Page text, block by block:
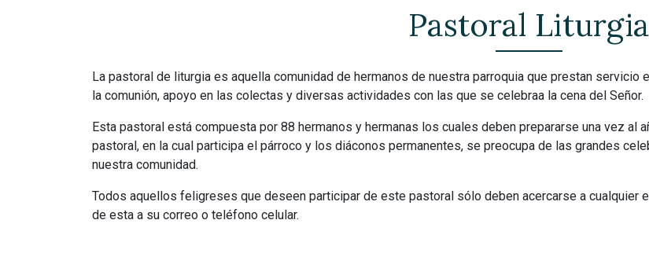
Pastoral Liturgia
La pastoral de liturgia es aquella comunidad de hermanos de nuestra parroquia que prestan
la comunión, apoyo en las colectas y diversas actividades con las que se celebraa la cena del Señor.
Esta pastoral está compuesta por 88 hermanos y hermanas los cuales deben prepararse una vez al
pastoral, en la cual participa el párroco y los diáconos permanentes, se preocupa de las grandes
nuestra comunidad.
Todos aquellos feligreses que deseen participar de este pastoral sólo deben acercarse a cualquier
de esta a su correo o teléfono celular.